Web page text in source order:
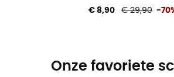
€ 8,90 € 29,90 -
Onze favoriete